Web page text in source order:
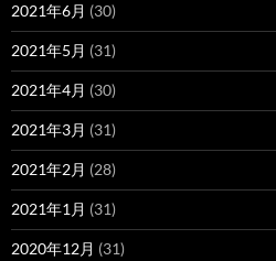
2021年6月 (30)
2021年5月 (31)
2021年4月 (30)
2021年3月 (31)
2021年2月 (28)
2021年1月 (31)
2020年12月 (31)